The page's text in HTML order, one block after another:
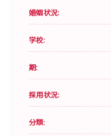
婚姻状況:
学校:
期:
採用状況:
分類: